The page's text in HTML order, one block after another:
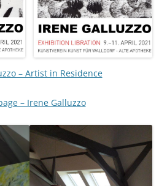
– Artist in Residence
– Irene Galluzzo